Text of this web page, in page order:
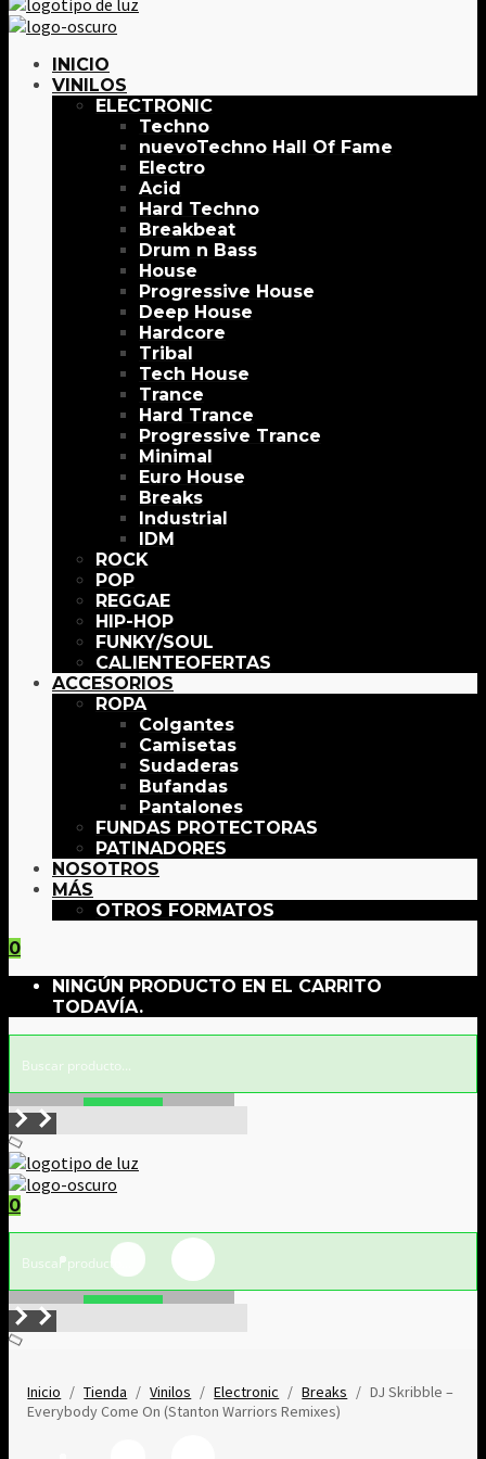
INICIO
VINILOS
ELECTRONIC
Techno
Techno Hall Of Fame
Electro
Acid
Hard Techno
Breakbeat
Drum n Bass
House
Progressive House
Deep House
Hardcore
Tribal
Tech House
Trance
Hard Trance
Progressive Trance
Minimal
Euro House
Breaks
Industrial
IDM
ROCK
POP
REGGAE
HIP-HOP
FUNKY/SOUL
OFERTAS
ACCESORIOS
ROPA
Colgantes
Camisetas
Sudaderas
Bufandas
Pantalones
FUNDAS PROTECTORAS
PATINADORES
NOSOTROS
MÁS
OTROS FORMATOS
0
NINGÚN PRODUCTO EN EL CARRITO
TODAVÍA.
0
Inicio / Tienda / Vinilos / Electronic / Breaks / DJ Skribble –
Everybody Come On (Stanton Warriors Remixes)